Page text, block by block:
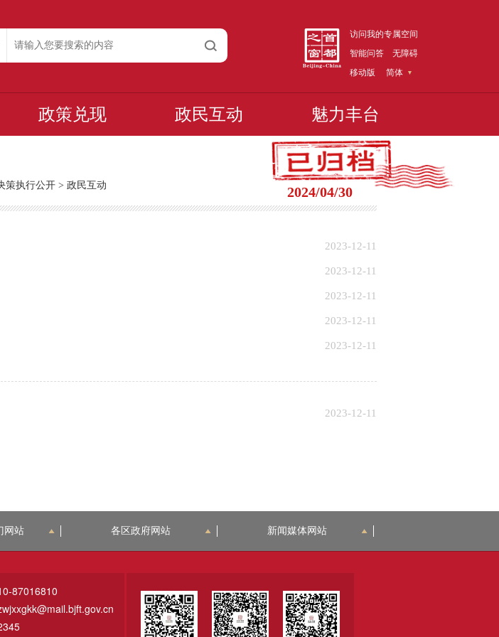
访问我的专属空间
智能问答
无障碍
移动版
简体
政策兑现 政民互动 魅力丰台
策执行公开 > 政民互动
2023-12-11
2023-12-11
2023-12-11
2023-12-11
2023-12-11
2023-12-11
网站 各区政府网站 新闻媒体网站
87016810
2024/04/30